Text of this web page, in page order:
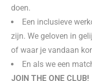
doen.
Een inclusieve
zijn. We geloven in
of waar je vandaan
En als we een
JOIN THE ONE CLUB!